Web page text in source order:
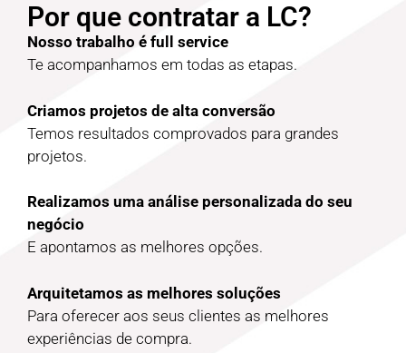
Por que contratar a LC?
Nosso trabalho é full service
Te acompanhamos em todas as etapas.
Criamos projetos de alta conversão
Temos resultados comprovados para grandes
projetos.
Realizamos uma análise personalizada do seu
negócio
E apontamos as melhores opções.
Arquitetamos as melhores soluções
Para oferecer aos seus clientes as melhores
experiências de compra.